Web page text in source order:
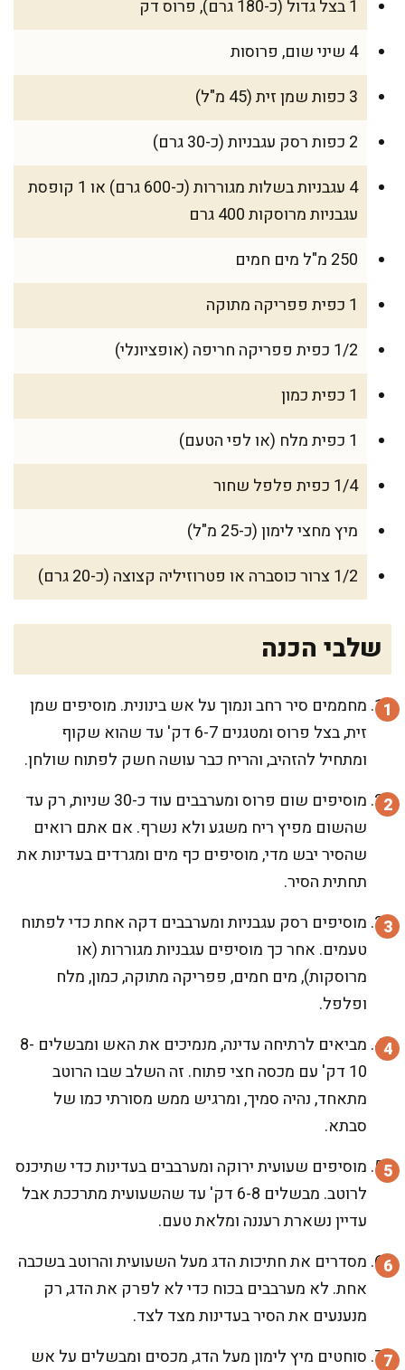
1 בצל גדול (כ-180 גרם), פרוס דק
4 שיני שום, פרוסות
3 כפות שמן זית (45 מ"ל)
2 כפות רסק עגבניות (כ-30 גרם)
4 עגבניות בשלות מגוררות (כ-600 גרם) או 1 קופסת
עגבניות מרוסקות 400 גרם
250 מ"ל מים חמים
1 כפית פפריקה מתוקה
1/2 כפית פפריקה חריפה (אופציונלי)
1 כפית כמון
1 כפית מלח (או לפי הטעם)
1/4 כפית פלפל שחור
מיץ מחצי לימון (כ-25 מ"ל)
1/2 צרור כוסברה או פטרוזיליה קצוצה (כ-20 גרם)
שלבי הכנה
מחממים סיר רחב ונמוך על אש בינונית. מוסיפים שמן
זית, בצל פרוס ומטגנים 6-7 דק' עד שהוא שקוף
ומתחיל להזהיב, והריח כבר עושה חשק לפתוח שולחן.
מוסיפים שום פרוס ומערבבים עוד כ-30 שניות, רק עד
שהשום מפיץ ריח משגע ולא נשרף. אם אתם רואים
שהסיר יבש מדי, מוסיפים כף מים ומגרדים בעדינות את
תחתית הסיר.
מוסיפים רסק עגבניות ומערבבים דקה אחת כדי לפתוח
טעמים. אחר כך מוסיפים עגבניות מגוררות (או
מרוסקות), מים חמים, פפריקה מתוקה, כמון, מלח
ופלפל.
מביאים לרתיחה עדינה, מנמיכים את האש ומבשלים 8-
10 דק' עם מכסה חצי פתוח. זה השלב שבו הרוטב
מתאחד, נהיה סמיך, ומרגיש ממש מסורתי כמו של
סבתא.
מוסיפים שעועית ירוקה ומערבבים בעדינות כדי שתיכנס
לרוטב. מבשלים 6-8 דק' עד שהשעועית מתרככת אבל
עדיין נשארת רעננה ומלאת טעם.
מסדרים את חתיכות הדג מעל השעועית והרוטב בשכבה
אחת. לא מערבבים בכוח כדי לא לפרק את הדג, רק
מנענעים את הסיר בעדינות מצד לצד.
סוחטים מיץ לימון מעל הדג, מכסים ומבשלים על אש